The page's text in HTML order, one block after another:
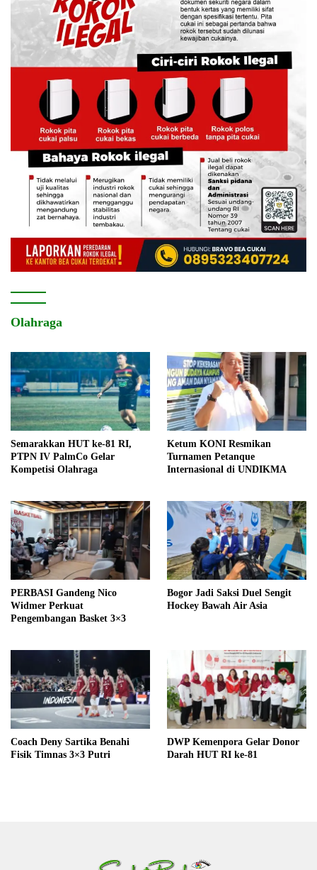
Olahraga
Semarakkan HUT ke-81 RI,
PTPN IV PalmCo Gelar
Kompetisi Olahraga
Ketum KONI Resmikan
Turnamen Petanque
Internasional di UNDIKMA
PERBASI Gandeng Nico
Widmer Perkuat
Pengembangan Basket 3×3
Bogor Jadi Saksi Duel Sengit
Hockey Bawah Air Asia
Coach Deny Sartika Benahi
Fisik Timnas 3×3 Putri
DWP Kemenpora Gelar Donor
Darah HUT RI ke-81